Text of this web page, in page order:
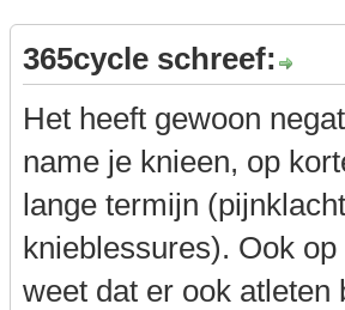
365cycle schreef:
Het heeft gewoon
name je knieen, op
lange termijn
knieblessures). Ook
weet dat er ook atleten